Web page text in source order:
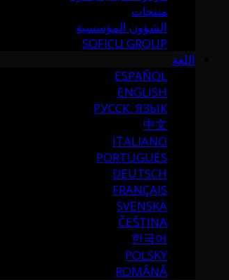
منتجات
الشؤون المؤسسية
SOFICU GROUP
اللغة
ESPAÑOL
ENGLISH
РУССК. ЯЗЫК
中文
ITALIANO
PORTUGUÉS
DEUTSCH
FRANÇAIS
SVENSKA
ČEŠTINA
한국어
POLSKY
ROMÂNĂ